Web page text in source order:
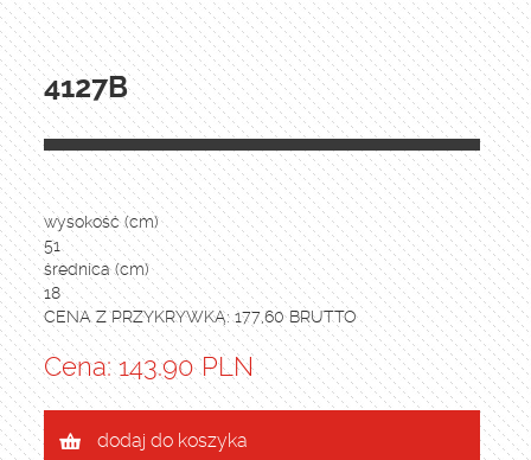
4127B
wysokość (cm)
51
średnica (cm)
18
CENA Z PRZYKRYWKĄ: 177,60 BRUTTO
Cena: 143.90 PLN
dodaj do koszyka